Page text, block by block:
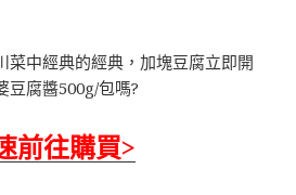
菜中經典的經典，加塊豆腐立即開
豆腐醬500g/包嗎?
前往購買>